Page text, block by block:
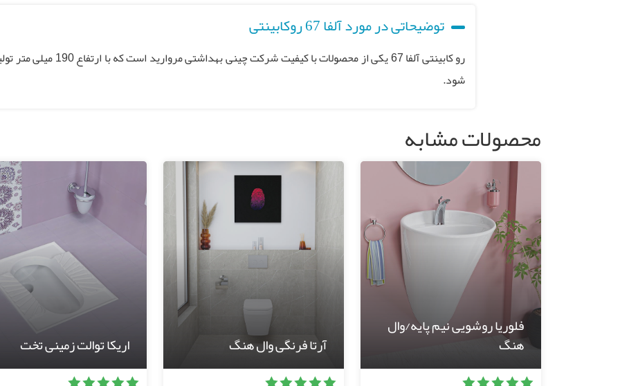
توضیحاتی در مورد آلفا 67 روکابینتی
رو کابینتی آلفا 67 یکی از محصولات با کیفیت شرکت چینی بهداشتی
شود.
محصولات مشابه
فلوریا روشویی نیم پایه/وال
هنگ آرتا فرنگی وال هنگ اریکا توالت زمینی تخت